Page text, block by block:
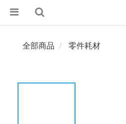
全部商品 零件耗材